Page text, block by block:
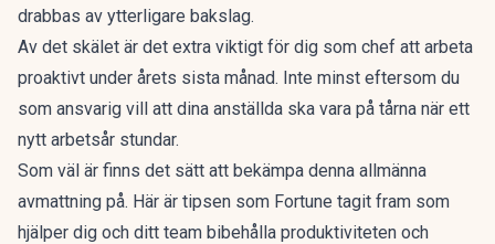
drabbas av ytterligare bakslag.
Av det skälet är det extra viktigt för dig som chef att arbeta
proaktivt under årets sista månad. Inte minst eftersom du
som ansvarig vill att dina anställda ska vara på tårna när ett
nytt arbetsår stundar.
Som väl är finns det sätt att bekämpa denna allmänna
avmattning på. Här är tipsen som Fortune tagit fram som
hjälper dig och ditt team bibehålla produktiviteten och